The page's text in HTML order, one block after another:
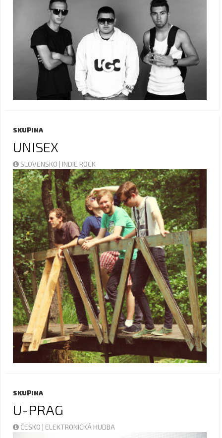
SKUPINA
UNISEX
SLOVENSKO | INDIE ROCK
SKUPINA
U-PRAG
ČESKO | ELEKTRONICKÁ HUDBA